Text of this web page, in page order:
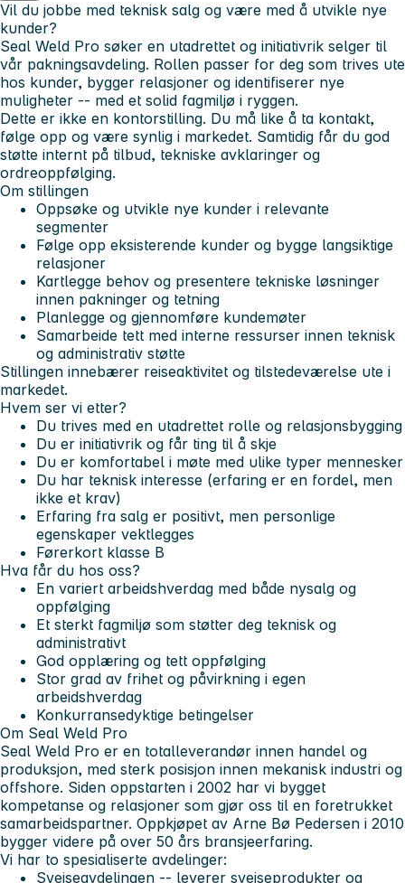
Vil du jobbe med teknisk salg og være med å utvikle nye
kunder?
Seal Weld Pro søker en utadrettet og initiativrik selger til
vår pakningsavdeling. Rollen passer for deg som trives ute
hos kunder, bygger relasjoner og identifiserer nye
muligheter -- med et solid fagmiljø i ryggen.
Dette er ikke en kontorstilling. Du må like å ta kontakt,
følge opp og være synlig i markedet. Samtidig får du god
støtte internt på tilbud, tekniske avklaringer og
ordreoppfølging.
Om stillingen
Oppsøke og utvikle nye kunder i relevante
segmenter
Følge opp eksisterende kunder og bygge langsiktige
relasjoner
Kartlegge behov og presentere tekniske løsninger
innen pakninger og tetning
Planlegge og gjennomføre kundemøter
Samarbeide tett med interne ressurser innen teknisk
og administrativ støtte
Stillingen innebærer reiseaktivitet og tilstedeværelse ute i
markedet.
Hvem ser vi etter?
Du trives med en utadrettet rolle og relasjonsbygging
Du er initiativrik og får ting til å skje
Du er komfortabel i møte med ulike typer mennesker
Du har teknisk interesse (erfaring er en fordel, men
ikke et krav)
Erfaring fra salg er positivt, men personlige
egenskaper vektlegges
Førerkort klasse B
Hva får du hos oss?
En variert arbeidshverdag med både nysalg og
oppfølging
Et sterkt fagmiljø som støtter deg teknisk og
administrativt
God opplæring og tett oppfølging
Stor grad av frihet og påvirkning i egen
arbeidshverdag
Konkurransedyktige betingelser
Om Seal Weld Pro
Seal Weld Pro er en totalleverandør innen handel og
produksjon, med sterk posisjon innen mekanisk industri og
offshore. Siden oppstarten i 2002 har vi bygget
kompetanse og relasjoner som gjør oss til en foretrukket
samarbeidspartner. Oppkjøpet av Arne Bø Pedersen i 2010
bygger videre på over 50 års bransjeerfaring.
Vi har to spesialiserte avdelinger:
Sveiseavdelingen -- leverer sveiseprodukter og